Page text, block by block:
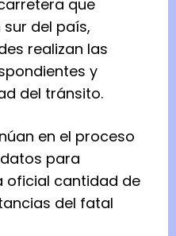
que
del país,
realizan las
y
del tránsito.
en el proceso
para
oficial cantidad de
del fatal